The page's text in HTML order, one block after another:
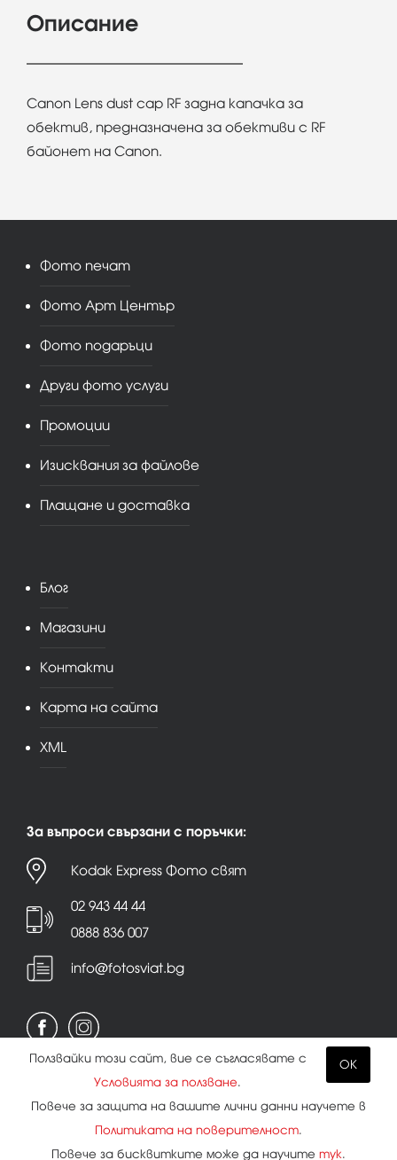
Описание
Canon Lens dust cap RF задна капачка за
обектив, предназначена за обективи с RF
байонет на Canon.
Фото печат
Фото Арт Център
Фото подаръци
Други фото услуги
Промоции
Изисквания за файлове
Плащане и доставка
Блог
Магазини
Контакти
Карта на сайта
XML
За въпроси свързани с поръчки:
Kodak Express Фото свят
02 943 44 44
0888 836 007
info@fotosviat.bg
|Бисквитки
OK
Ползвайки този сайт, вие се съгласявате с
Условията за ползване.
Повече за защита на вашите лични данни научете в
Политиката на поверителност.
Повече за бисквитките може да научите тук.